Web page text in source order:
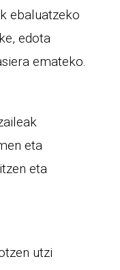
ebaluatzeko
edota
emateko.
eta
eta
utzi